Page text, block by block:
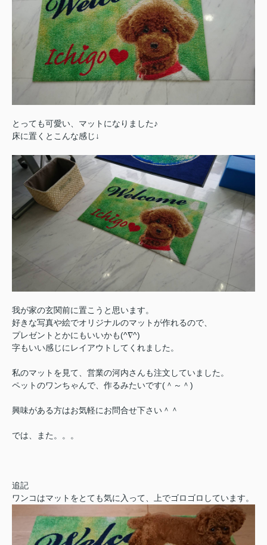
とっても可愛い、マットになりました♪
床に置くとこんな感じ↓
我が家の玄関前に置こうと思います。
好きな写真や絵でオリジナルのマットが作れるので、
プレゼントとかにもいいかも(^∇^)
字もいい感じにレイアウトしてくれました。
私のマットを見て、営業の河内さんも注文していました。
ペットのワンちゃんで、作るみたいです(＾～＾)
興味がある方はお気軽にお問合せ下さい＾＾
では、また。。。
追記
ワンコはマットをとても気に入って、上でゴロゴロしています。